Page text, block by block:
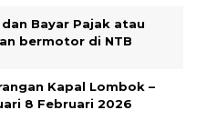
Bayar Pajak atau
bermotor di NTB
Kapal Lombok –
8 Februari 2026